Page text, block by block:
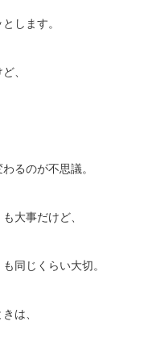
します。
、
るのが不思議。
大事だけど、
同じくらい大切。
は、